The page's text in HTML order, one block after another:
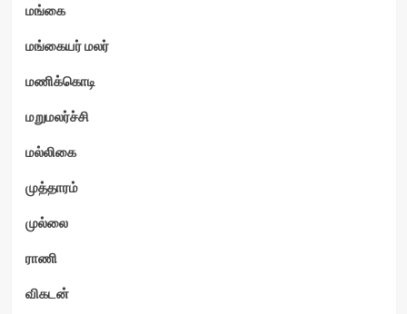
மங்கை
மங்கையர் மலர்
மணிக்கொடி
மறுமலர்ச்சி
மல்லிகை
முத்தாரம்
முல்லை
ராணி
விகடன்